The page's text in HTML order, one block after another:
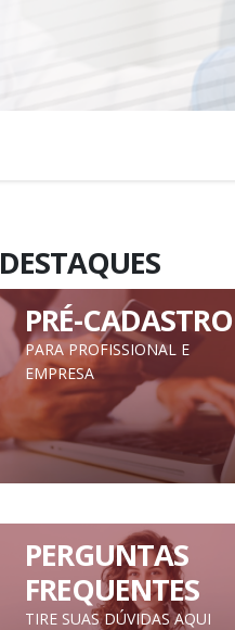
DESTAQUES
PRÉ-CADASTRO
PARA PROFISSIONAL E
EMPRESA
PERGUNTAS
FREQUENTES
TIRE SUAS DÚVIDAS AQUI